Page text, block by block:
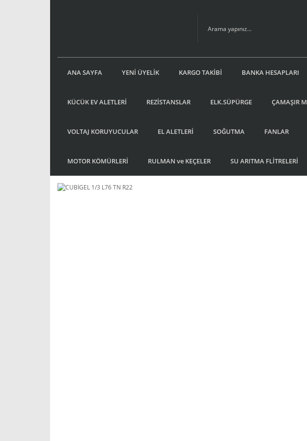
ANA SAYFA YENİ ÜYELİK KARGO TAKİBİ BANKA HESAPLARI
KÜCÜK EV ALETLERİ REZİSTANSLAR ELK.SÜPÜRGE ÇAMAŞIR
VOLTAJ KORUYUCULAR EL ALETLERİ SOĞUTMA FANLAR
MOTOR KÖMÜRLERİ RULMAN ve KEÇELER SU ARITMA FLİTRELERİ